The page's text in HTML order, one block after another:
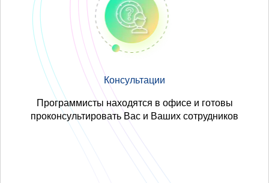
Консультации
Программисты находятся в офисе и готовы
проконсультировать Вас и Ваших сотрудников